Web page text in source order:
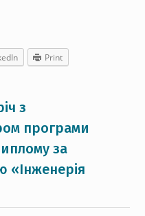
Print
з
програми
за
«Інженерія